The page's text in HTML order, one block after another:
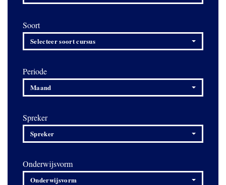
Soort
Selecteer soort cursus
Periode
Maand
Spreker
Spreker
Onderwijsvorm
Onderwijsvorm